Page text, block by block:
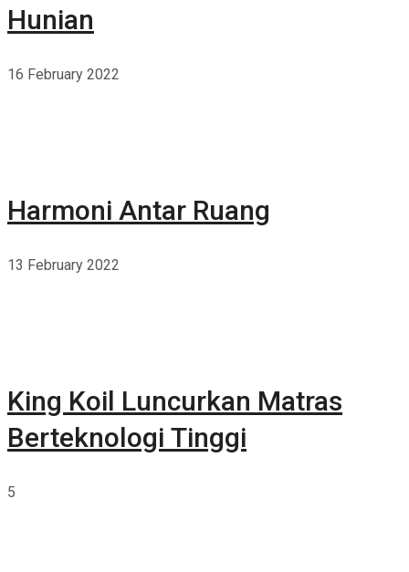
Hunian
16 February 2022
Harmoni Antar Ruang
13 February 2022
King Koil Luncurkan Matras
Berteknologi Tinggi
5